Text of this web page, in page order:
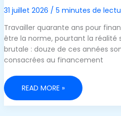
31 juillet 2026 / 5 minutes de
Travailler quarante ans pour
être la norme, pourtant la réalité
brutale : douze de ces années
consacrées au financement
VOUS
VOUS
LIBÉREREZ
READ MORE »